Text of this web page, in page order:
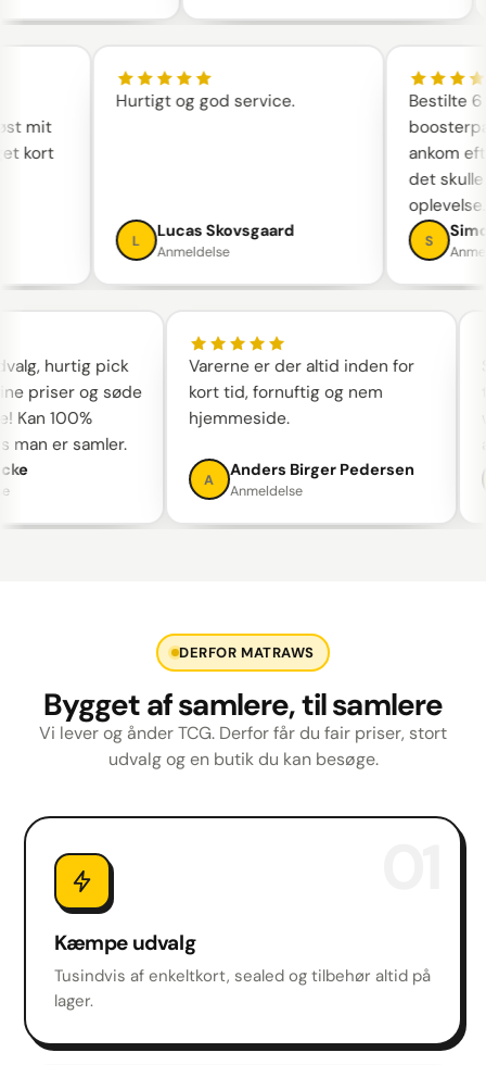
mit
kort
Hurtigt og god service.
Lucas Skovsgaard
Anmeldelse
Bestilte
ankom
det
hurtig pick
priser og søde
100%
er samler.
Varerne er der altid inden for
kort tid, fornuftig og nem
hjemmeside.
A
Anders Birger Pedersen
Anmeldelse
DERFOR MATRAWS
Bygget af samlere, til samlere
Vi lever og ånder TCG. Derfor får du fair priser, stort
udvalg og en butik du kan besøge.
Kæmpe udvalg
Tusindvis af enkeltkort, sealed og tilbehør altid på
lager.